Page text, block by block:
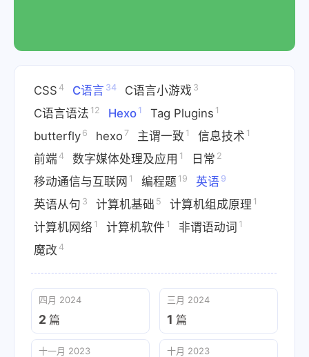
CSS 4 C语言 34 C语言小游戏 3
C语言语法 12 Hexo 1 Tag Plugins 1
butterfly 6 hexo 7 主谓一致 1 信息技术 1
前端 4 数字媒体处理及应用 1 日常 2
移动通信与互联网 1 编程题 19 英语 9
英语从句 3 计算机基础 5 计算机组成原理 1
计算机网络 1 计算机软件 1 非谓语动词 1
魔改 4
四月 2024
2 篇
三月 2024
1 篇
十一月 2023 十月 2023